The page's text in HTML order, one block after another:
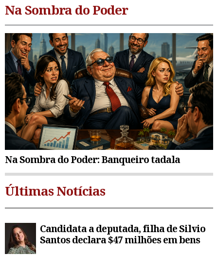
Na Sombra do Poder
Na Sombra do Poder: Banqueiro tadala
Últimas Notícias
Candidata a deputada, filha de Silvio
Santos declara $47 milhões em bens